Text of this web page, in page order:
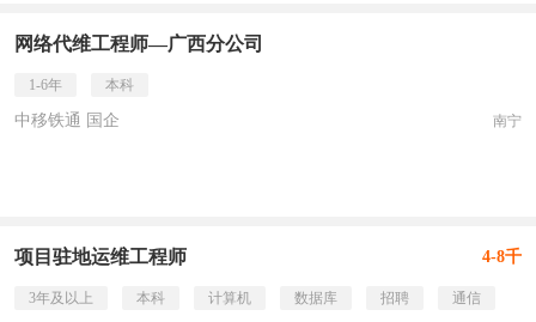
网络代维工程师—广西分公司
1-6年 本科
中移铁通 国企 南宁
项目驻地运维工程师 4-8千
3年及以上 本科 计算机 数据库 招聘 通信